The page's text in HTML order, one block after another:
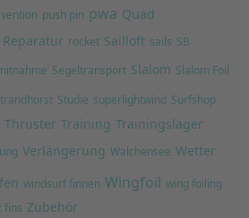
push pin pwa Quad
Reparatur rocket Sailloft sails SB
Segeltransport Slalom Slalom Foil
Studie superlightwind Surfshop
Thruster Training Trainingslager
Verlängerung Walchensee Wetter
windsurf finnen Wingfoil wing foiling
fins Zubehör